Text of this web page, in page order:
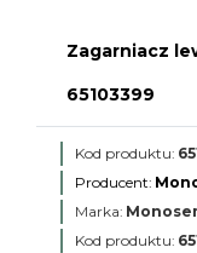
Zagarniacz
65103399
Kod produktu:
Producent:
Marka:
Kod produktu: